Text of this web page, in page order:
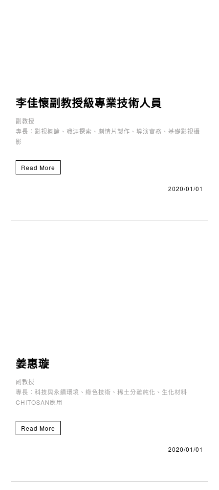
李佳懷副教授級專業技術人員
副教授
專長：影視概論、職涯探索、劇情片製作、導演實務、基礎影視攝
影
Read More
2020/01/01
姜惠璇
副教授
專長：科技與永續環境、綠色技術、稀土分離純化、生化材料
CHITOSAN應用
Read More
2020/01/01